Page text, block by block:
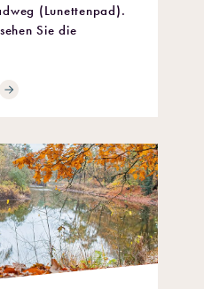
(Lunettenpad).
Sie die